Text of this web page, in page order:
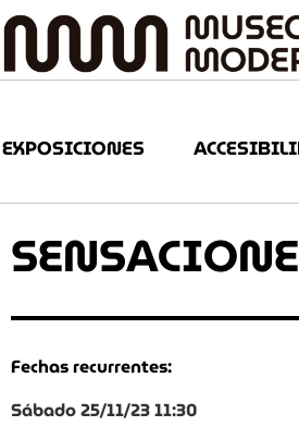
EXPOSICIONES
Fechas recurrentes:
Sábado 25/11/23 11:30